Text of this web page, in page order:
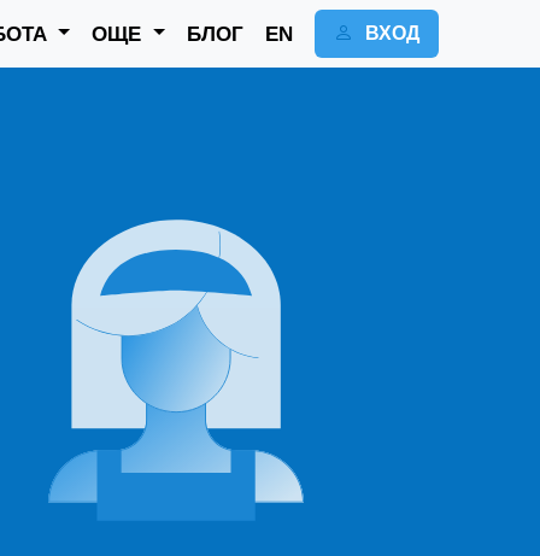
ОЩЕ БЛОГ EN ВХОД